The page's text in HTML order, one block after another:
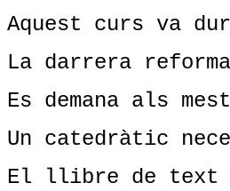
Aquest curs va
La darrera
Es demana als
Un catedràtic
El llibre de text